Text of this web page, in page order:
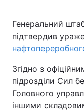
Головна
Україна
Економіка
Спорт
Генеральний
підтвердив
Згідно з
підрозділи Сил
Головного
іншими